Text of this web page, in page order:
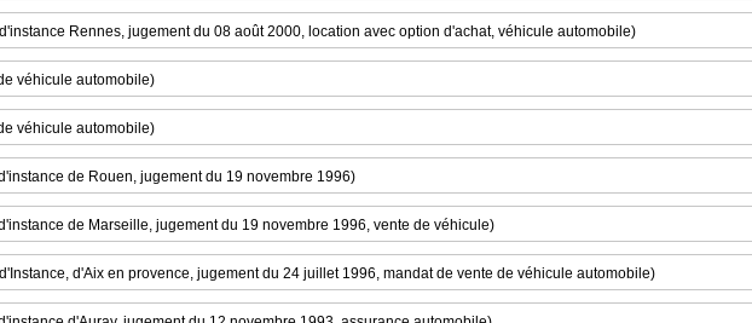
Rennes, jugement du 08 août 2000, location avec option d'achat, véhicule automobile)
véhicule automobile)
véhicule automobile)
de Rouen, jugement du 19 novembre 1996)
de Marseille, jugement du 19 novembre 1996, vente de véhicule)
d'Aix en provence, jugement du 24 juillet 1996, mandat de vente de véhicule automobile)